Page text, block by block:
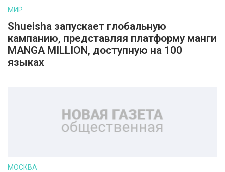
МИР
Shueisha запускает глобальную
кампанию, представляя платформу манги
MANGA MILLION, доступную на 100
языках
МОСКВА